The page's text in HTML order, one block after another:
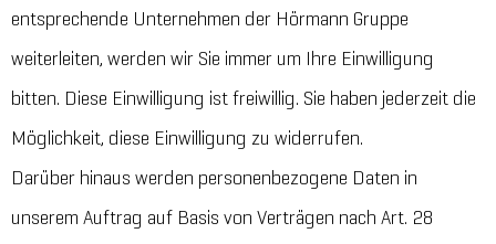
entsprechende Unternehmen der Hörmann Gruppe
weiterleiten, werden wir Sie immer um Ihre Einwilligung
bitten. Diese Einwilligung ist freiwillig. Sie haben jederzeit die
Möglichkeit, diese Einwilligung zu widerrufen.
Darüber hinaus werden personenbezogene Daten in
unserem Auftrag auf Basis von Verträgen nach Art. 28